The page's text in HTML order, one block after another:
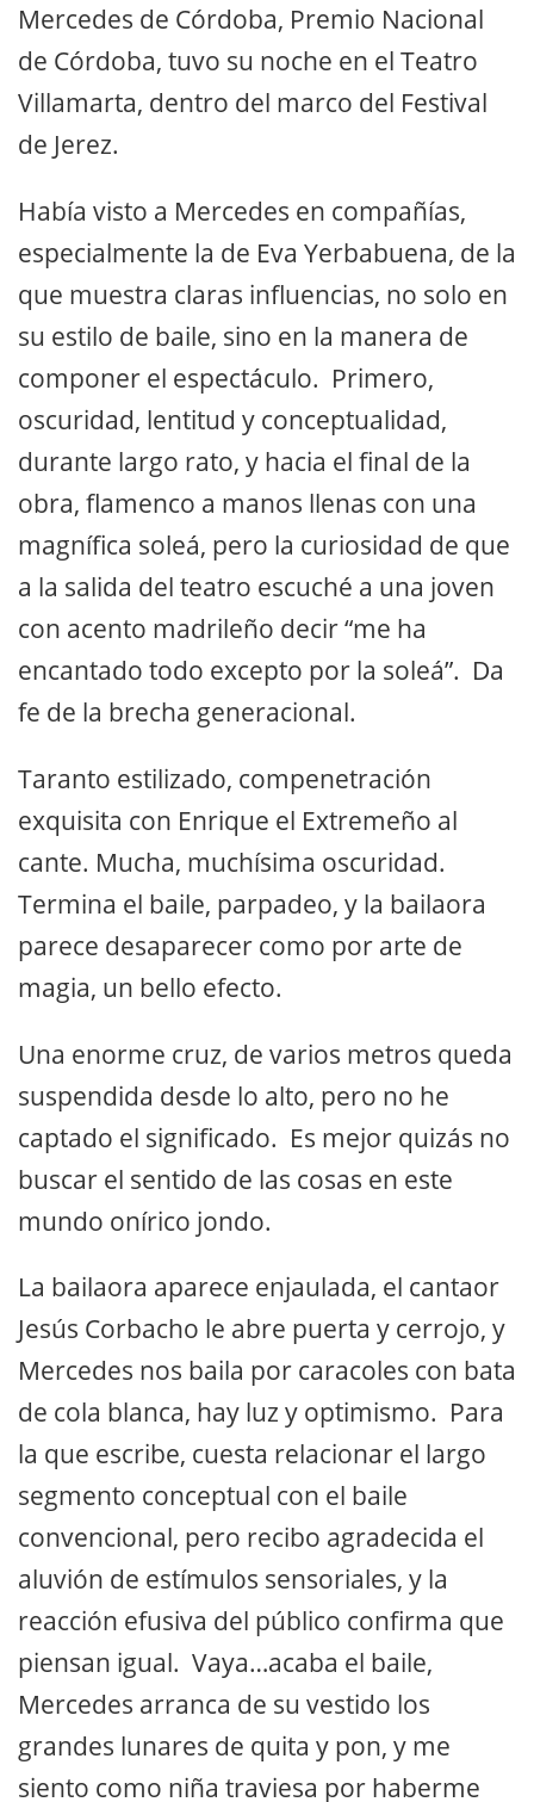
Mercedes de Córdoba, Premio Nacional
de Córdoba, tuvo su noche en el Teatro
Villamarta, dentro del marco del Festival
de Jerez.
Había visto a Mercedes en compañías,
especialmente la de Eva Yerbabuena, de la
que muestra claras influencias, no solo en
su estilo de baile, sino en la manera de
componer el espectáculo. Primero,
oscuridad, lentitud y conceptualidad,
durante largo rato, y hacia el final de la
obra, flamenco a manos llenas con una
magnífica soleá, pero la curiosidad de que
a la salida del teatro escuché a una joven
con acento madrileño decir “me ha
encantado todo excepto por la soleá”. Da
fe de la brecha generacional.
Taranto estilizado, compenetración
exquisita con Enrique el Extremeño al
cante. Mucha, muchísima oscuridad.
Termina el baile, parpadeo, y la bailaora
parece desaparecer como por arte de
magia, un bello efecto.
Una enorme cruz, de varios metros queda
suspendida desde lo alto, pero no he
captado el significado. Es mejor quizás no
buscar el sentido de las cosas en este
mundo onírico jondo.
La bailaora aparece enjaulada, el cantaor
Jesús Corbacho le abre puerta y cerrojo, y
Mercedes nos baila por caracoles con bata
de cola blanca, hay luz y optimismo. Para
la que escribe, cuesta relacionar el largo
segmento conceptual con el baile
convencional, pero recibo agradecida el
aluvión de estímulos sensoriales, y la
reacción efusiva del público confirma que
piensan igual. Vaya…acaba el baile,
Mercedes arranca de su vestido los
grandes lunares de quita y pon, y me
siento como niña traviesa por haberme